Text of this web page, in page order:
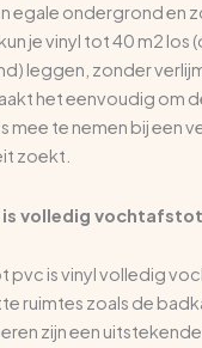
egale ondergrond en
je vinyl tot 40 m2 los
leggen, zonder
het eenvoudig om
mee te nemen bij een
zoekt.
is volledig
pvc is vinyl volledig
ruimtes zoals de
zijn een